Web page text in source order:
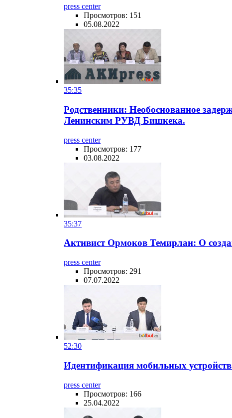
press center
Просмотров: 151
05.08.2022
35:35
Родственники: Необоснованное
Ленинским РУВД Бишкека.
press center
Просмотров: 177
03.08.2022
35:37
Активист Ормоков Темирлан: О
press center
Просмотров: 291
07.07.2022
52:30
Идентификация мобильных
press center
Просмотров: 166
25.04.2022